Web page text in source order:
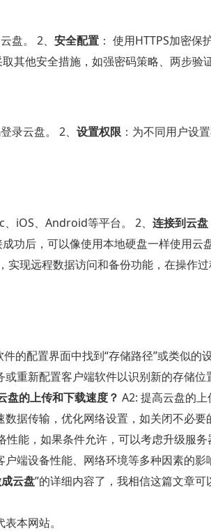
盘。 2、 安全配置 ： 使用HTTPS加密保
他安全措施，如强密码策略、两步验证
录云盘。 2、 设置权限 ：为不同用户设
iOS、Android等平台。 2、 连接到云盘
成功后，可以像使用本地硬盘一样使用云
现远程数据访问和备份功能，在操作
的配置界面中找到“存储路径”或类似的
重新配置客户端软件以识别新的存储位
盘的上传和下载速度？ A2: 提高云盘的
据传输，优化网络设置，如关闭不必要
能，如果条件允许，可以考虑升级服务
端设备性能、网络环境等多种因素的影
云盘”的详细内容了，我相信这篇文章可
本网站。